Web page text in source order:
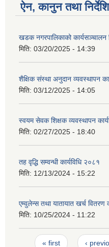
ऐन, कानुन तथा
खडक नगरपालिकाको कार्यसञ्चालन
मिति: 03/20/2025 - 14:39
शैक्षिक संस्था अनुदान व्यवस्थापन
मिति: 03/12/2025 - 14:05
स्वयम सेवक शिक्षक व्यवस्थापन
मिति: 02/27/2025 - 18:40
तह वृद्धि सम्वन्धी कार्यविधि २०८१
मिति: 12/13/2024 - 15:22
एम्वुलेन्स तथा यातायात खर्च वितरण
मिति: 10/25/2024 - 11:22
Pages
« first ‹